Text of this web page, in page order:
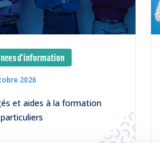
d'information
2026
et aides à la formation